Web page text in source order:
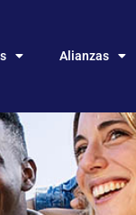
Alianzas